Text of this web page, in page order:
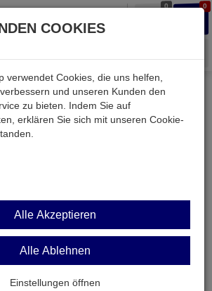
0 0
Kessler electronic LT1019CN8-4,5
4,5
4,500 V DIP8
525050;0
COOKIES
verwendet Cookies, die uns helfen,
und unseren Kunden den
zu bieten. Indem Sie auf
erklären Sie sich mit unseren Cookie-
Alle Akzeptieren
Alle Ablehnen
Einstellungen öffnen